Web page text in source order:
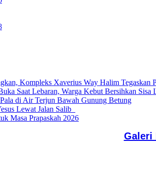
Kompleks Xaverius Way Halim Tegaskan
Saat Lebaran, Warga Kebut Bersihkan Sisa
di Air Terjun Bawah Gunung Betung
Lewat Jalan Salib
Masa Prapaskah 2026
Galeri